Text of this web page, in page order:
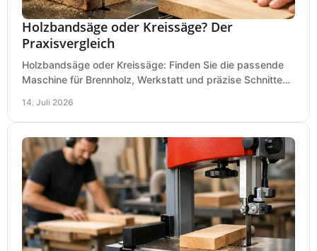
Holzbandsäge oder Kreissäge? Der
Praxisvergleich
Holzbandsäge oder Kreissäge: Finden Sie die passende
Maschine für Brennholz, Werkstatt und präzise Schnitte
14. Juli 2026